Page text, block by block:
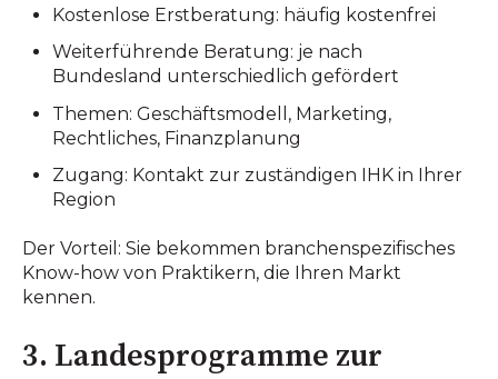
Kostenlose Erstberatung: häufig kostenfrei
Weiterführende Beratung: je nach
Bundesland unterschiedlich gefördert
Themen: Geschäftsmodell, Marketing,
Rechtliches, Finanzplanung
Zugang: Kontakt zur zuständigen IHK in Ihrer
Region
Der Vorteil: Sie bekommen branchenspezifisches
Know-how von Praktikern, die Ihren Markt
kennen.
3. Landesprogramme zur